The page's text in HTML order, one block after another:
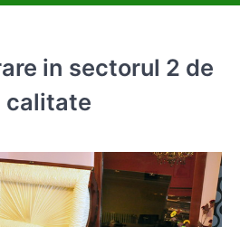
in sectorul 2 de
calitate